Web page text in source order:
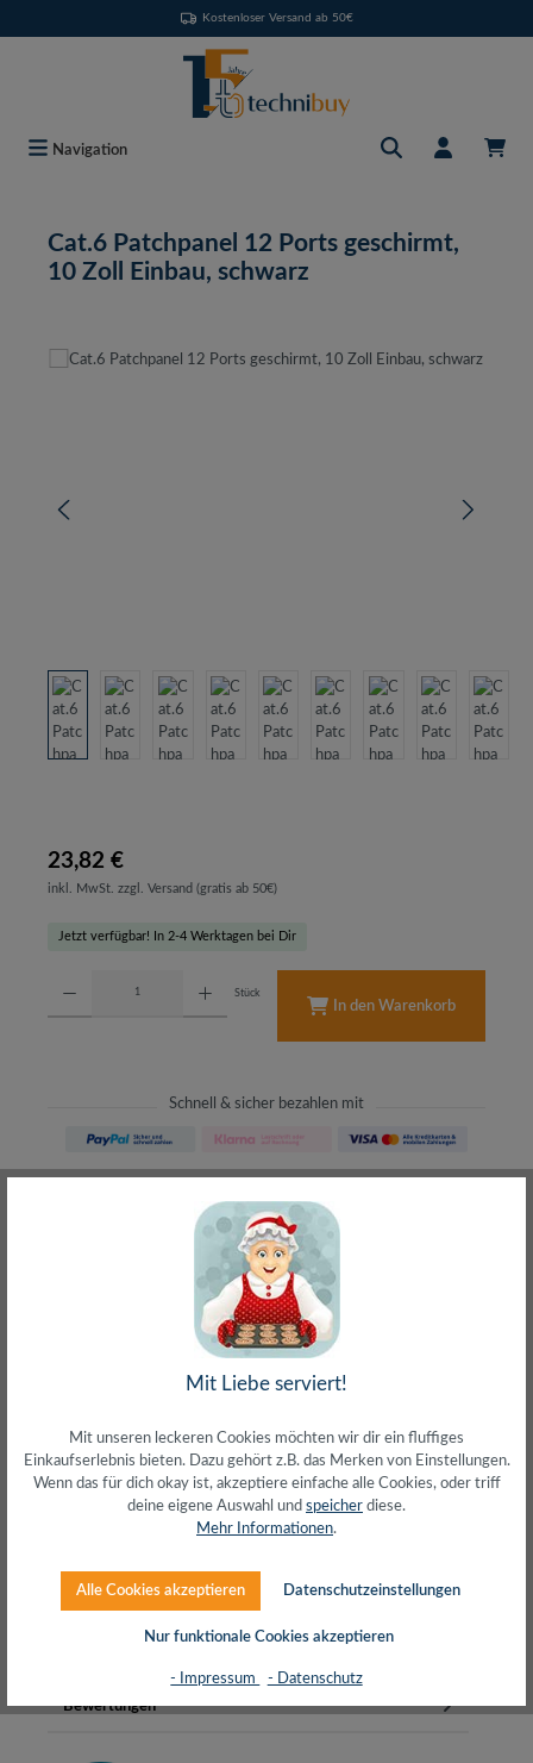
Kostenloser Versand ab 50€
Navigation
Cat.6 Patchpanel 12 Ports geschirmt,
10 Zoll Einbau, schwarz
Bildergalerie überspringen
23,82 €
inkl. MwSt. zzgl. Versand (gratis ab 50€)
Jetzt verfügbar! In 2-4 Werktagen bei Dir
Stück
In den Warenkorb
Schnell & sicher bezahlen mit
meist direkt aus Waiblingen
30 Tage Rückgaberecht
ohne Risiko bestellen
– Frag den Profi!
kostenlos und persönlich
Über 20+ Jahre Erfahrung
wir wissen von was wir sprechen
geschirmte RJ45 PortsInstall…
Bewertungen
Mit Liebe serviert!
Mit unseren leckeren Cookies möchten wir dir ein fluffiges
Einkaufserlebnis bieten. Dazu gehört z.B. das Merken von Einstellungen.
Wenn das für dich okay ist, akzeptiere einfache alle Cookies, oder triff
deine eigene Auswahl und speicher diese.
Mehr Informationen.
Alle Cookies akzeptieren Datenschutzeinstellungen
Nur funktionale Cookies akzeptieren
- Impressum - Datenschutz